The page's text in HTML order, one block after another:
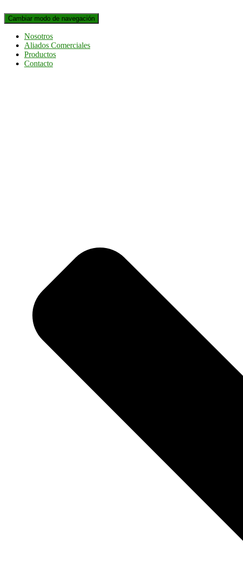
Cambiar modo de navegación
Nosotros
Aliados Comerciales
Productos
Contacto